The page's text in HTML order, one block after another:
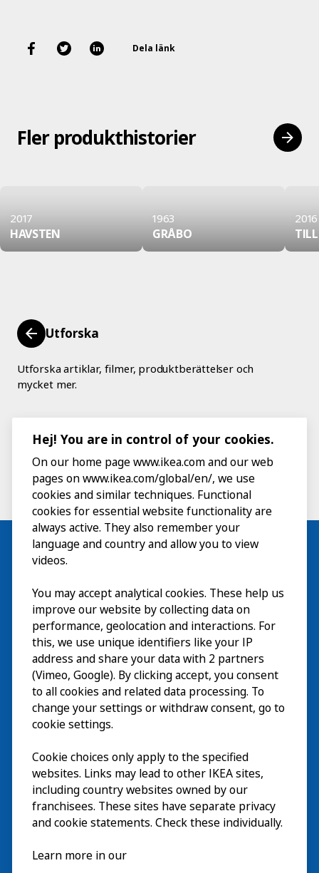
Dela länk
Fler produkthistorier
2017
HAVSTEN
1963
GRÅBO
2016
Utforska
Utforska artiklar, filmer, produktberättelser och
mycket mer.
Besök
Utforska
På gång
Om
Hej! You are in control of your cookies.
On our home page www.ikea.com and our web
pages on www.ikea.com/global/en/, we use
cookies and similar techniques. Functional
cookies for essential website functionality are
always active. They also remember your
language and country and allow you to view
videos.
You may accept analytical cookies. These help us
improve our website by collecting data on
performance, geolocation and interactions. For
this, we use unique identifiers like your IP
address and share your data with 2 partners
(Vimeo, Google). By clicking accept, you consent
to all cookies and related data processing. To
change your settings or withdraw consent, go to
cookie settings.
Cookie choices only apply to the specified
websites. Links may lead to other IKEA sites,
including country websites owned by our
franchisees. These sites have separate privacy
and cookie statements. Check these individually.
Learn more in our